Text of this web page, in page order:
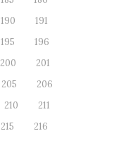
190
191
195
196
200
201
205
206
210
211
215
216